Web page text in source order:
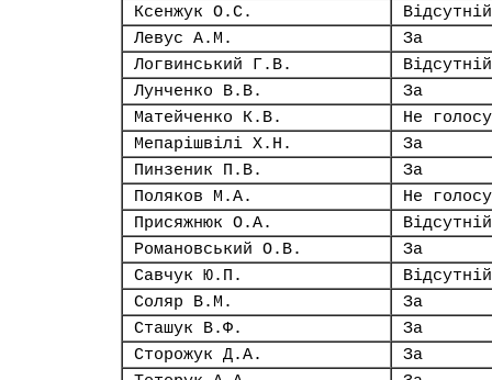
Ксенжук О.С.
Відсутній
Левус А.М.
За
Логвинський Г.В.
Відсутній
Лунченко В.В.
За
Матейченко К.В.
Не
Мепарішвілі Х.Н.
За
Пинзеник П.В.
За
Поляков М.А.
Не
Присяжнюк О.А.
Відсутній
Романовський О.В.
За
Савчук Ю.П.
Відсутній
Соляр В.М.
За
Сташук В.Ф.
За
Сторожук Д.А.
За